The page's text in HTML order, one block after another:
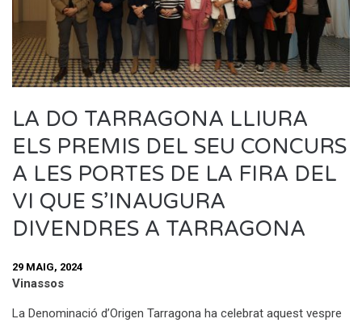
LA DO TARRAGONA LLIURA
ELS PREMIS DEL SEU CONCURS
A LES PORTES DE LA FIRA DEL
VI QUE S’INAUGURA
DIVENDRES A TARRAGONA
29 MAIG, 2024
Vinassos
La Denominació d’Origen Tarragona ha celebrat aquest vespre